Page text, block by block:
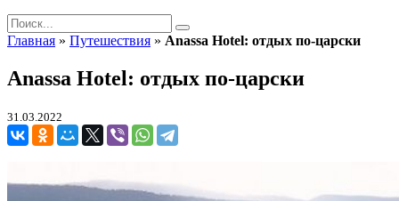
Главная » Путешествия » Anassa Hotel: отдых по‑царски
Anassa Hotel: отдых по‑царски
31.03.2022